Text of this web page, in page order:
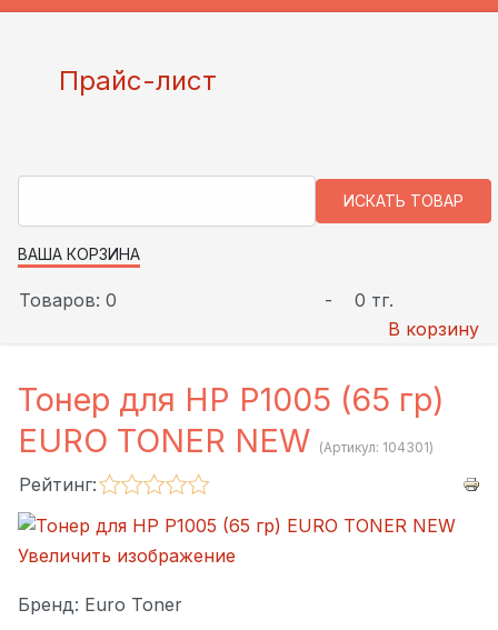
Прайс-лист
ВАША КОРЗИНА
Товаров: 0 -
0 тг.
В корзину
Тонер для HP P1005 (65 гр)
EURO TONER NEW (Артикул: 104301)
Рейтинг:
Увеличить изображение
Бренд: Euro Toner